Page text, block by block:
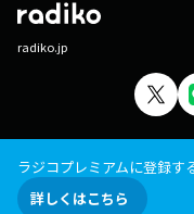
radiko.jp
ラジコプレミアムに登録す
詳しくはこちら